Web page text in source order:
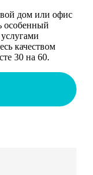
дом или офис
особенный
качеством
30 на 60.